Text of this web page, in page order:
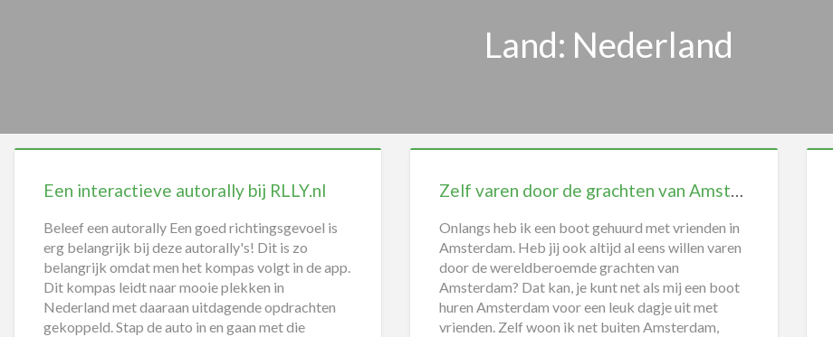
Land: Nederland
Een interactieve autorally bij RLLY.nl
Beleef een autorally Een goed richtingsgevoel is
erg belangrijk bij deze autorally's! Dit is zo
belangrijk omdat men het kompas volgt in de app.
Dit kompas leidt naar mooie plekken in
Nederland met daaraan uitdagende opdrachten
gekoppeld. Stap de auto in en gaan met die
Zelf varen door de grachten van Amsterdam
Onlangs heb ik een boot gehuurd met vrienden in
Amsterdam. Heb jij ook altijd al eens willen varen
door de wereldberoemde grachten van
Amsterdam? Dat kan, je kunt net als mij een boot
huren Amsterdam voor een leuk dagje uit met
vrienden. Zelf woon ik net buiten Amsterdam,